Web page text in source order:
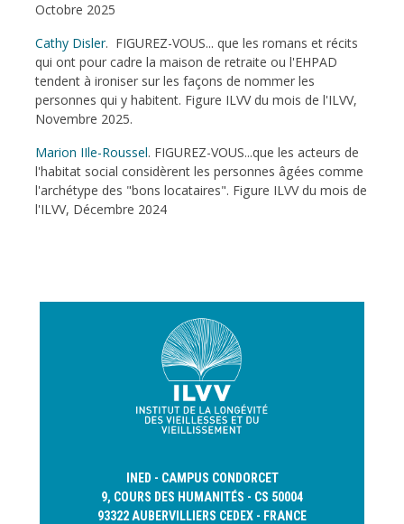
Octobre 2025
Cathy Disler. FIGUREZ-VOUS... que les romans et récits
qui ont pour cadre la maison de retraite ou l'EHPAD
tendent à ironiser sur les façons de nommer les
personnes qui y habitent. Figure ILVV du mois de l'ILVV,
Novembre 2025.
Marion IIle-Roussel. FIGUREZ-VOUS...que les acteurs de
l'habitat social considèrent les personnes âgées comme
l'archétype des "bons locataires". Figure ILVV du mois de
l'ILVV, Décembre 2024
INED - CAMPUS CONDORCET
9, COURS DES HUMANITÉS - CS 50004
93322 AUBERVILLIERS CEDEX - FRANCE